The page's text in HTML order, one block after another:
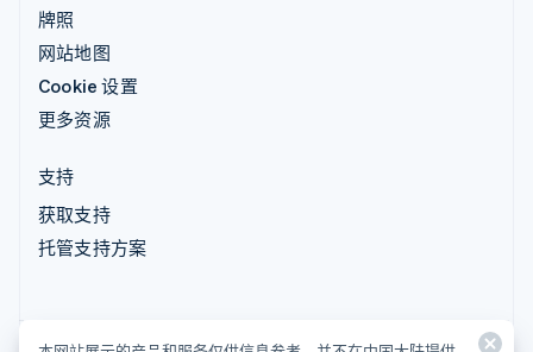
牌照
网站地图
Cookie 设置
更多资源
支持
获取支持
托管支持方案